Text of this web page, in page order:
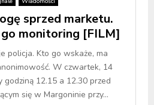
sprzed marketu.
monitoring [FILM]
policja. Kto go wskaże, ma
W czwartek, 14
godziną 12.15 a 12.30 przed
się w Margoninie przy...